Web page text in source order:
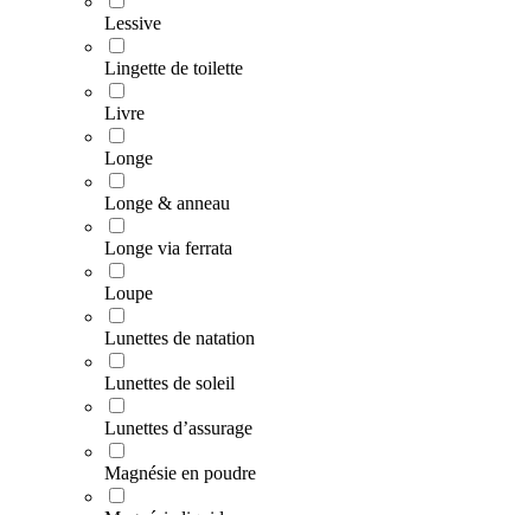
Lessive
Lingette de toilette
Livre
Longe
Longe & anneau
Longe via ferrata
Loupe
Lunettes de natation
Lunettes de soleil
Lunettes d’assurage
Magnésie en poudre